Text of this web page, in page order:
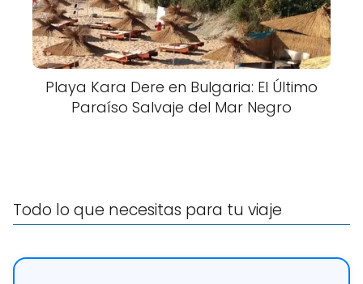
Playa Kara Dere en Bulgaria: El Último
Paraíso Salvaje del Mar Negro
Todo lo que necesitas para tu viaje